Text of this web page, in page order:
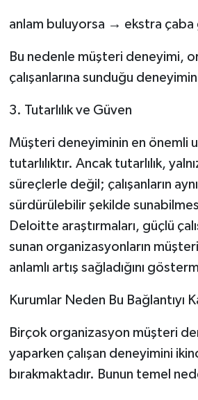
anlam buluyorsa → ekstra
Bu nedenle müşteri deneyimi,
çalışanlarına sunduğu deneyimin
3. Tutarlılık ve Güven
Müşteri deneyiminin en önemli
tutarlılıktır. Ancak tutarlılık,
süreçlerle değil; çalışanların
sürdürülebilir şekilde
Deloitte araştırmaları, güçlü
sunan organizasyonların
anlamlı artış sağladığını
Kurumlar Neden Bu Bağlantıyı
Birçok organizasyon müşteri
yaparken çalışan deneyimini
bırakmaktadır. Bunun temel